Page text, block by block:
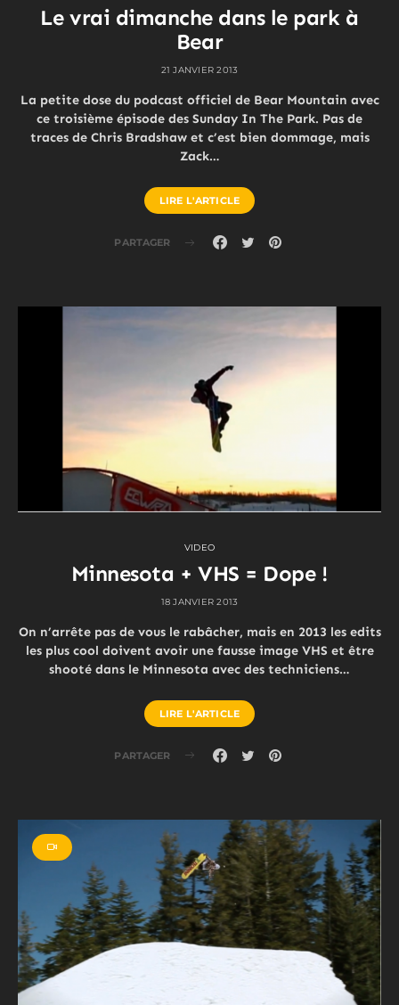
Le vrai dimanche dans le park à
Bear
21 JANVIER 2013
La petite dose du podcast officiel de Bear Mountain avec
ce troisième épisode des Sunday In The Park. Pas de
traces de Chris Bradshaw et c’est bien dommage, mais
Zack…
LIRE L'ARTICLE
PARTAGER
VIDEO
Minnesota + VHS = Dope !
18 JANVIER 2013
On n’arrête pas de vous le rabâcher, mais en 2013 les edits
les plus cool doivent avoir une fausse image VHS et être
shooté dans le Minnesota avec des techniciens…
LIRE L'ARTICLE
PARTAGER